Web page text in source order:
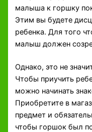
малыша к горшку
Этим вы будете
ребенка. Для того
малыш должен
Однако, это не
Чтобы приучить
можно начинать
Приобретите в
предмет и
чтобы горшок был